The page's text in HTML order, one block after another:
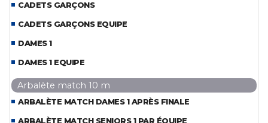
CADETS GARÇONS
CADETS GARÇONS EQUIPE
DAMES 1
DAMES 1 EQUIPE
Arbalète match 10 m
ARBALÈTE MATCH DAMES 1 APRÈS FINALE
ARBALÈTE MATCH SENIORS 1 PAR ÉQUIPE